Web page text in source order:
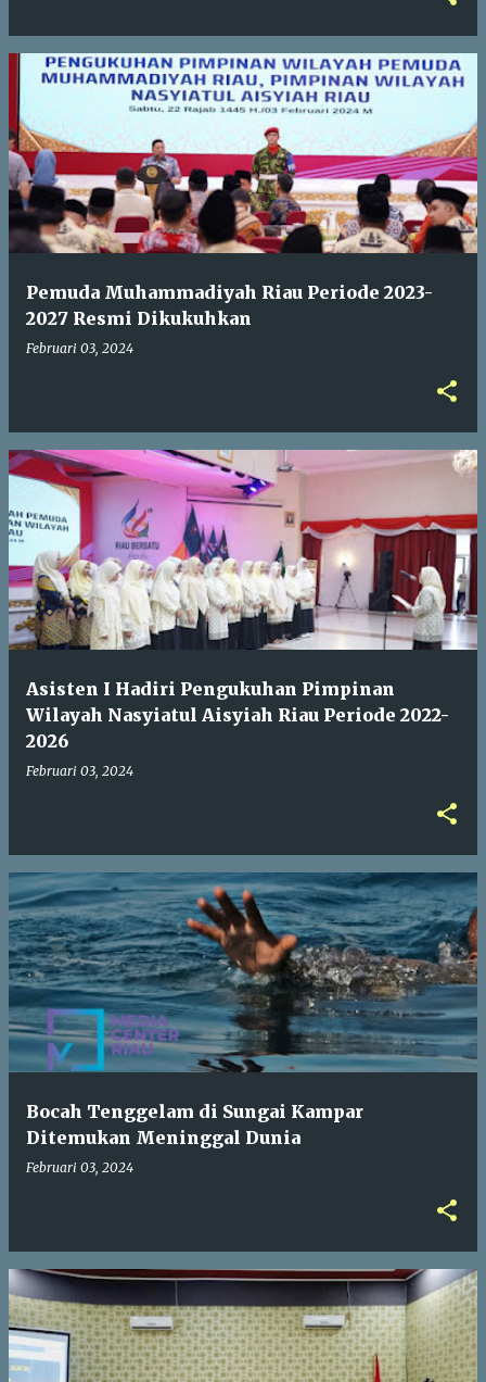
Pemuda Muhammadiyah Riau Periode 2023-
2027 Resmi Dikukuhkan
Februari 03, 2024
Asisten I Hadiri Pengukuhan Pimpinan
Wilayah Nasyiatul Aisyiah Riau Periode 2022-
2026
Februari 03, 2024
Bocah Tenggelam di Sungai Kampar
Ditemukan Meninggal Dunia
Februari 03, 2024